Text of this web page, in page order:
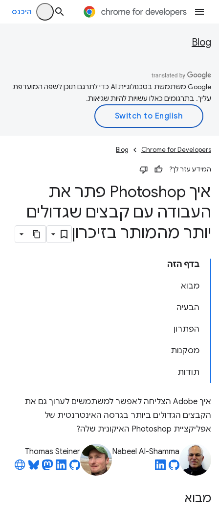
היכנס
Blog
‫Google משתמשת בטכנולוגיית AI כדי לתרגם תוכן לשפה המועדפת
עליך. בתרגומים כאלו עשויות להיות שגיאות.
Chrome for Developers
Blog
המידע עזר לך?
איך Photoshop פתר את
העבודה עם קבצים שגדולים
יותר מהמותר בזיכרון
בדף הזה
מבוא
הבעיה
הפתרון
מסקנות
תודות
איך Adobe הצליחה לאפשר למשתמשים לערוך גם את
הקבצים הגדולים ביותר בגרסה האינטרנטית של
אפליקציית Photoshop האיקונית שלה?
Nabeel Al-Shamma
Thomas Steiner
מבוא